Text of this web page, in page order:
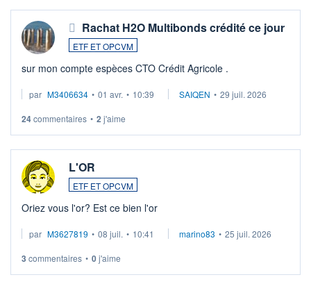
Rachat H2O Multibonds crédité ce jour
ETF ET OPCVM
sur mon compte espèces CTO Crédit Agricole .
par M3406634 • 01 avr. • 10:39 SAIQEN • 29 juil. 2026
24commentaires • 2 j'aime
L'OR
ETF ET OPCVM
Oriez vous l'or? Est ce bien l'or
par M3627819 • 08 juil. • 10:41 marino83 • 25 juil. 2026
3 commentaires • 0j'aime